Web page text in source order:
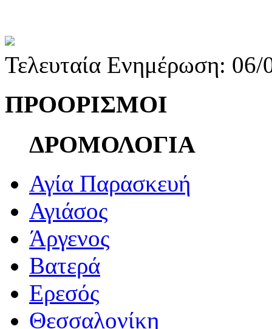
Τελευταία Ενημέρωση:
ΠΡΟΟΡΙΣΜΟΙ
ΔΡΟΜΟΛΟΓΙΑ
Αγία Παρασκευή
Αγιάσος
Άργενος
Βατερά
Ερεσός
Θεσσαλονίκη